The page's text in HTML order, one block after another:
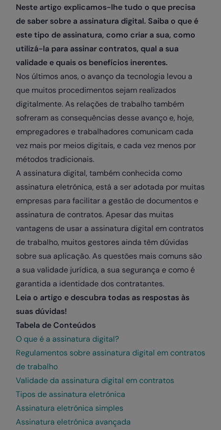
Neste artigo explicamos-lhe tudo o que precisa
de saber sobre a assinatura digital. Saiba o que é
este tipo de assinatura, como criar a sua, como
utilizá-la para assinar contratos, qual a sua
validade e quais os benefícios inerentes.
Nos últimos anos, o avanço da tecnologia levou a
que muitos procedimentos sejam realizados
digitalmente. As relações de trabalho também
sofreram as consequências desse avanço e, hoje,
empregadores e trabalhadores comunicam cada
vez mais por meios digitais, e cada vez menos por
métodos tradicionais.
A assinatura digital, também conhecida como
assinatura eletrónica, está a ser adotada por muitas
empresas para facilitar a gestão de documentos e
assinatura de contratos. Apesar das muitas
vantagens de usar a assinatura digital em contratos
de trabalho, muitos gestores ainda têm dúvidas
sobre sua aplicação. As questões mais comuns são
a sua validade jurídica, a sua segurança e como é
garantida a identidade dos contratantes.
Leia o artigo e descubra todas as respostas às
suas dúvidas!
Tabela de Conteúdos
O que é a assinatura digital?
Regulamentos sobre assinatura digital em contratos
de trabalho
Validade da assinatura digital em contratos
Tipos de assinatura eletrónica
Assinatura eletrónica simples
Assinatura eletrónica avançada